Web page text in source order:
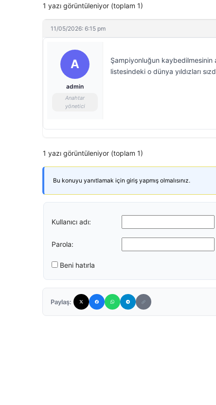
1 yazı görüntüleniyor (toplam 1)
11/05/2026: 6:15 pm
A
admin
Anahtar
yönetici
Şampiyonluğun kaybedilmesinin
listesindeki o dünya yıldızları
1 yazı görüntüleniyor (toplam 1)
Bu konuyu yanıtlamak için giriş yapmış olmalısınız.
Kullanıcı adı:
Parola:
Beni hatırla
Paylaş: